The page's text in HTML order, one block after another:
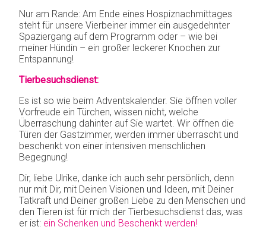
Nur am Rande: Am Ende eines Hospiznachmittages
steht für unsere Vierbeiner immer ein ausgedehnter
Spaziergang auf dem Programm oder – wie bei
meiner Hündin – ein großer leckerer Knochen zur
Entspannung!
Tierbesuchsdienst:
Es ist so wie beim Adventskalender. Sie öffnen voller
Vorfreude ein Türchen, wissen nicht, welche
Überraschung dahinter auf Sie wartet. Wir öffnen die
Türen der Gastzimmer, werden immer überrascht und
beschenkt von einer intensiven menschlichen
Begegnung!
Dir, liebe Ulrike, danke ich auch sehr persönlich, denn
nur mit Dir, mit Deinen Visionen und Ideen, mit Deiner
Tatkraft und Deiner großen Liebe zu den Menschen und
den Tieren ist für mich der Tierbesuchsdienst das, was
er ist: ein Schenken und Beschenkt werden!